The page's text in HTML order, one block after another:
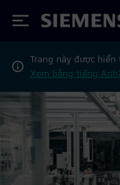
Siemens
Trang này được
Xem bằng tiếng